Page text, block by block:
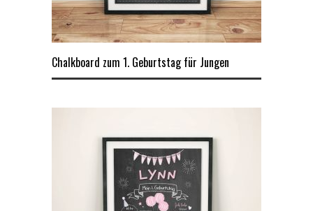
Chalkboard zum 1. Geburtstag für Jungen